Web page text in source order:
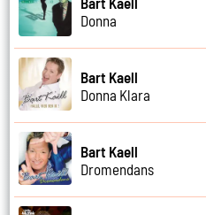
Donna
Bart Kaell
Donna Klara
Bart Kaell
Dromendans